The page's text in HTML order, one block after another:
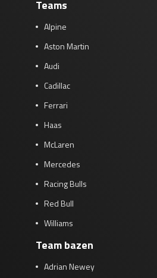
Teams
Alpine
Aston Martin
Audi
Cadillac
Ferrari
Haas
McLaren
Mercedes
Racing Bulls
Red Bull
Williams
Team bazen
Adrian Newey